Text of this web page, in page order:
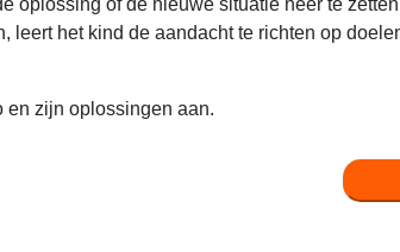
oplossing of de nieuwe situatie neer te
leert het kind de aandacht te richten op
en zijn oplossingen aan.